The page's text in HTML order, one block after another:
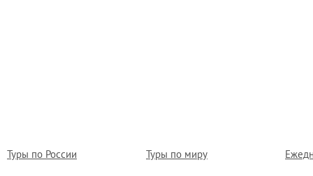
Туры по России Туры по миру